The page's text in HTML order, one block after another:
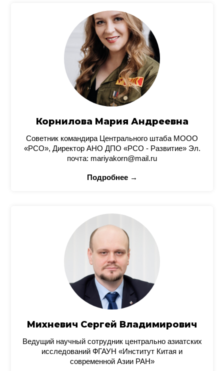
Корнилова Мария Андреевна
Советник командира Центрального штаба МООО
«РСО», Директор АНО ДПО «РСО - Развитие» Эл.
почта: mariyakorn@mail.ru
Подробнее →
Михневич Сергей Владимирович
Ведущий научный сотрудник центрально азиатских
исследований ФГАУН «Институт Китая и
современной Азии РАН»